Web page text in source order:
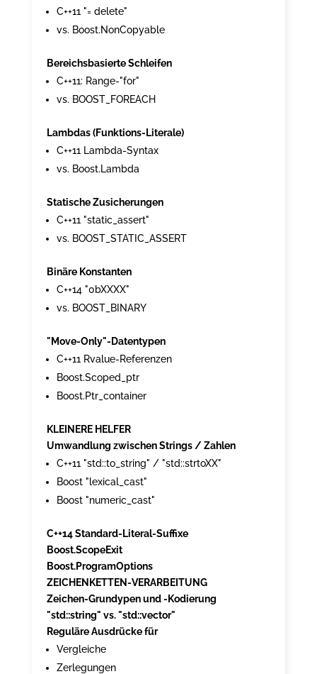
C++11 "= delete"
vs. Boost.NonCopyable
Bereichsbasierte Schleifen
C++11: Range-"for"
vs. BOOST_FOREACH
Lambdas (Funktions-Literale)
C++11 Lambda-Syntax
vs. Boost.Lambda
Statische Zusicherungen
C++11 "static_assert"
vs. BOOST_STATIC_ASSERT
Binäre Konstanten
C++14 "0bXXXX"
vs. BOOST_BINARY
"Move-Only"-Datentypen
C++11 Rvalue-Referenzen
Boost.Scoped_ptr
Boost.Ptr_container
KLEINERE HELFER
Umwandlung zwischen Strings / Zahlen
C++11 "std::to_string" / "std::strtoXX"
Boost "lexical_cast"
Boost "numeric_cast"
C++14 Standard-Literal-Suffixe
Boost.ScopeExit
Boost.ProgramOptions
ZEICHENKETTEN-VERARBEITUNG
Zeichen-Grundypen und -Kodierung
"std::string" vs. "std::vector"
Reguläre Ausdrücke für
Vergleiche
Zerlegungen